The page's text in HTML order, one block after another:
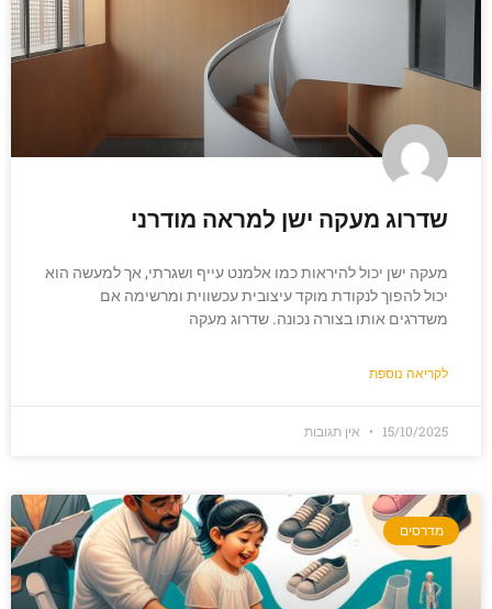
שדרוג מעקה ישן למראה מודרני
מעקה ישן יכול להיראות כמו אלמנט עייף ושגרתי, אך למעשה הוא
יכול להפוך לנקודת מוקד עיצובית עכשווית ומרשימה אם
משדרגים אותו בצורה נכונה. שדרוג מעקה
לקריאה נוספת
15/10/2025 אין תגובות
מדרסים